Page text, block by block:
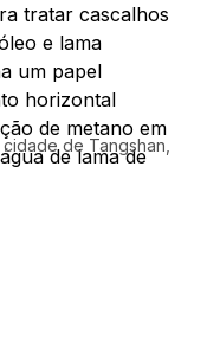
tratar cascalhos
e lama
um papel
horizontal
de metano em
de lama de
de Tangshan,